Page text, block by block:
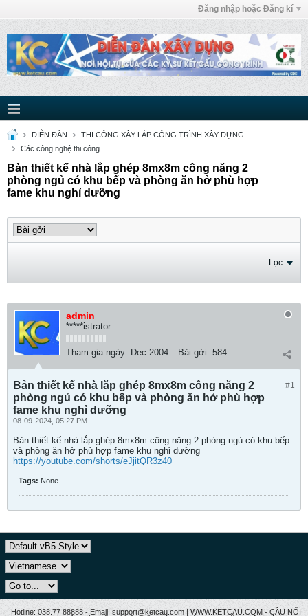
Đăng nhập hoặc Đăng kí
DIỄN ĐÀN
THI CÔNG XÂY LẮP CÔNG TRÌNH XÂY DỰNG
Các công nghệ thi công
Bản thiết kế nhà lắp ghép 8mx8m công năng 2
phòng ngủ có khu bếp và phòng ăn hở phù hợp
fame khu nghỉ dưỡng
Lọc
admin
*****istrator
Tham gia ngày: Dec 2004 Bài gởi: 584
#1
Bản thiết kế nhà lắp ghép 8mx8m công năng 2
phòng ngủ có khu bếp và phòng ăn hở phù hợp
fame khu nghỉ dưỡng
08-09-2024, 05:27 PM
Bản thiết kế nhà lắp ghép 8mx8m công năng 2 phòng ngủ có khu bếp
và phòng ăn hở phù hợp fame khu nghỉ dưỡng
https://youtube.com/shorts/eJjitQR3z40
Tags: None
Hotline: 038.77 88888 - Email: support@ketcau.com | WWW.KETCAU.COM - CẦU NỐI